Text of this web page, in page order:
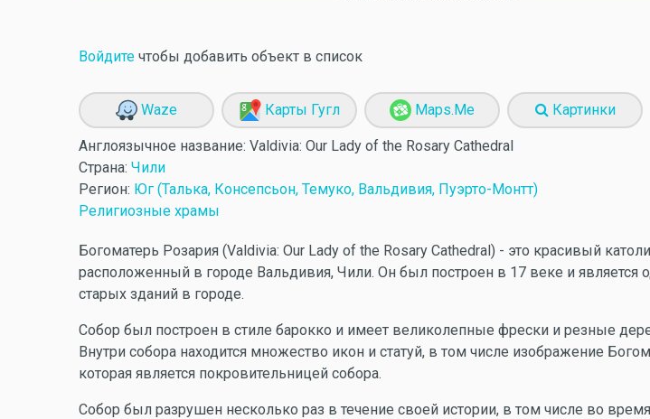
Войдите чтобы добавить объект в список
Waze Карты Гугл Maps.Me Картинки
Англоязычное название: Valdivia: Our Lady of the Rosary Cathedral
Страна: Чили
Регион: Юг (Талька, Консепсьон, Темуко, Вальдивия, Пуэрто-Монтт)
Религиозные храмы
Богоматерь Розария (Valdivia: Our Lady of the Rosary Cathedral) - это красивый
расположенный в городе Вальдивия, Чили. Он был построен в 17 веке и является
старых зданий в городе.
Собор был построен в стиле барокко и имеет великолепные фрески и резные
Внутри собора находится множество икон и статуй, в том числе изображение
которая является покровительницей собора.
Собор был разрушен несколько раз в течение своей истории, в том числе во